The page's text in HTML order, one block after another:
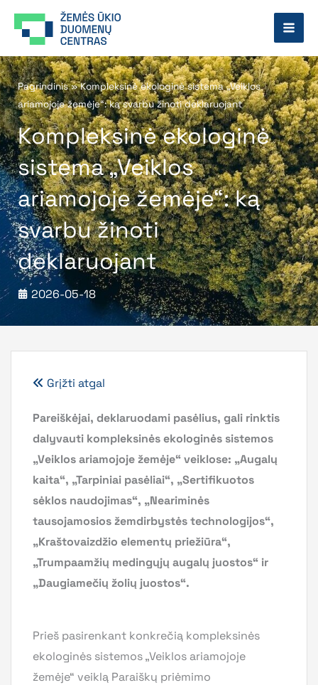
prie
Pagrindinis»Kompleksinė ekologinė sistema „Veiklos
ariamojoje žemėje“: ką svarbu žinoti deklaruojant
Kompleksinė ekologinė
sistema „Veiklos
ariamojoje žemėje“: ką
svarbu žinoti
deklaruojant
2026-05-18
Grįžti atgal
Pareiškėjai, deklaruodami pasėlius, gali rinktis
dalyvauti kompleksinės ekologinės sistemos
„Veiklos ariamojoje žemėje“ veiklose: „Augalų
kaita“, „Tarpiniai pasėliai“, „Sertifikuotos
sėklos naudojimas“, „Neariminės
tausojamosios žemdirbystės technologijos“,
„Kraštovaizdžio elementų priežiūra“,
„Trumpaamžių medingųjų augalų juostos“ ir
„Daugiamečių žolių juostos“.
Prieš pasirenkant konkrečią kompleksinės
ekologinės sistemos „Veiklos ariamojoje
žemėje“ veiklą Paraiškų priėmimo